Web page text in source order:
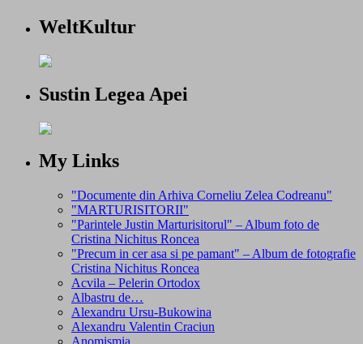
WeltKultur
Sustin Legea Apei
My Links
"Documente din Arhiva Corneliu Zelea Codreanu"
"MARTURISITORII"
"Parintele Justin Marturisitorul" – Album foto de
Cristina Nichitus Roncea
"Precum in cer asa si pe pamant" – Album de fotografie
Cristina Nichitus Roncea
Acvila – Pelerin Ortodox
Albastru de…
Alexandru Ursu-Bukowina
Alexandru Valentin Craciun